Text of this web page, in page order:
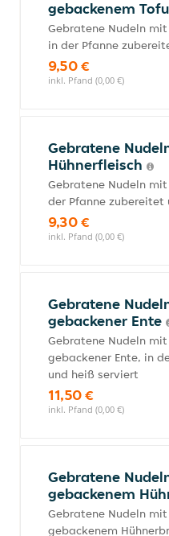
gebackenem Tofu
Gebratene Nudeln
in der Pfanne
9,50 €
inkl. Pfand (0,00 €)
Gebratene
Hühnerfleisch
Gebratene Nudeln
der Pfanne zubereitet
9,30 €
inkl. Pfand (0,00 €)
Gebratene
gebackener Ente
Gebratene Nudeln
gebackener Ente, in
und heiß serviert
11,50 €
inkl. Pfand (0,00 €)
Gebratene
gebackenem
Gebratene Nudeln
gebackenem